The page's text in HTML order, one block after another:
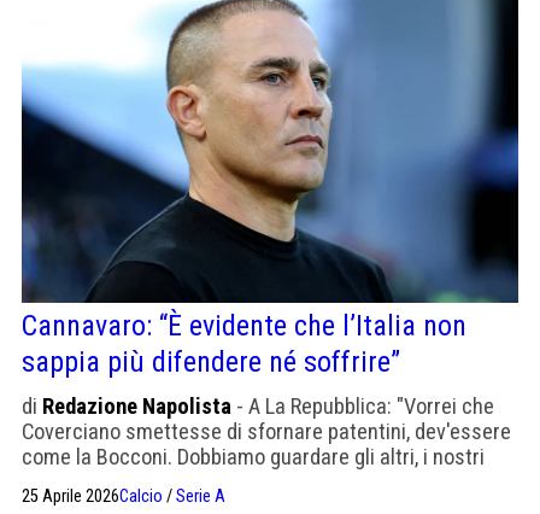
Cannavaro: “È evidente che l’Italia non
sappia più difendere né soffrire”
di Redazione Napolista - A La Repubblica: "Vorrei che
Coverciano smettesse di sfornare patentini, dev'essere
come la Bocconi. Dobbiamo guardare gli altri, i nostri
25 Aprile 2026Calcio /Serie A